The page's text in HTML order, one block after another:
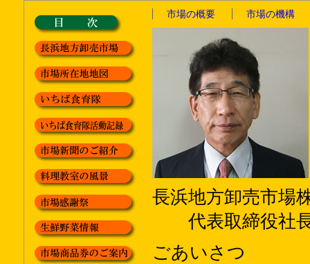
市場の概要 市場の機構
長浜地方卸売市場
代表取締役社
ごあいさつ